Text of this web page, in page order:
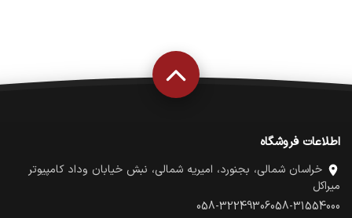
اطلاعات فروشگاه
خراسان شمالی، بجنورد، امیریه شمالی، نبش خیابان وداد کامپیوتر
میراکل
058-31554000
058-32249306